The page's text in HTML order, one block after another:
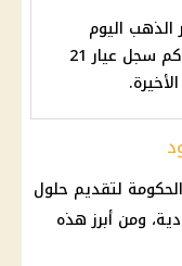
اليوم
الخميس 3 أبريل 2025.. كم سجل عيار 21
الحكومة لتقديم حلول
ومن أبرز هذه